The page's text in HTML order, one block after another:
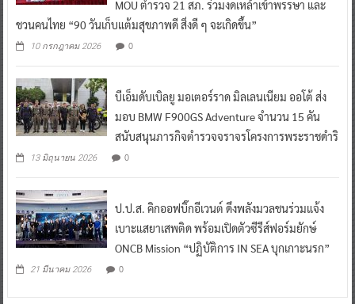
MOU ตำรวจ 21 สภ. ร่วมงดเหล้าเข้าพรรษา และ
ชวนคนไทย “90 วันเก็บแต้มสุขภาพดี สิ่งดี ๆ จะเกิดขึ้น”
10 กรกฎาคม 2026 0
บีเอ็มดับเบิลยู มอเตอร์ราด มิลเลนเนียม ออโต้ ส่ง
มอบ BMW F900GS Adventure จำนวน 15 คัน
สนับสนุนภารกิจตำรวจจราจรโครงการพระราชดำริ
13 มิถุนายน 2026 0
ป.ป.ส. คิกออฟบิ๊กอีเวนต์ ดึงพลังมวลชนร่วมแจ้ง
เบาะแสยาเสพติด พร้อมเปิดตัวซีรีส์ฟอร์มยักษ์
ONCB Mission “ปฏิบัติการ IN SEA บุกเกาะนรก”
21 มีนาคม 2026 0